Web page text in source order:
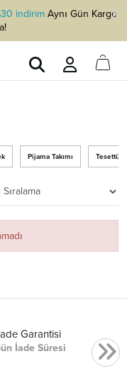
indirimAynı Gün Kargo
Pijama Takımı Tesettür
Garantisi
İade Süresi